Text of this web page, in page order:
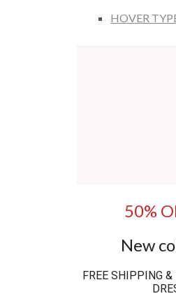
HOVER
50%
New
FREE SHIPPING &